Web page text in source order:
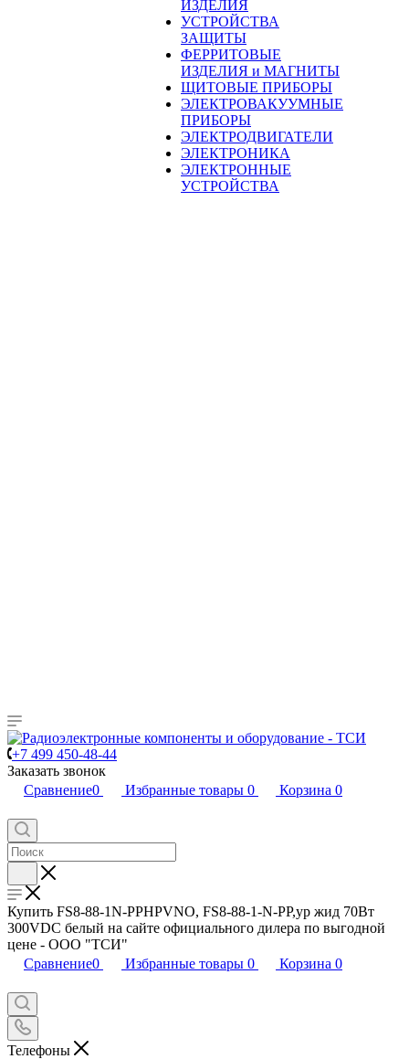
ИЗДЕЛИЯ
УСТРОЙСТВА
ЗАЩИТЫ
ФЕРРИТОВЫЕ
ИЗДЕЛИЯ и МАГНИТЫ
ЩИТОВЫЕ ПРИБОРЫ
ЭЛЕКТРОВАКУУМНЫЕ
ПРИБОРЫ
ЭЛЕКТРОДВИГАТЕЛИ
ЭЛЕКТРОНИКА
ЭЛЕКТРОННЫЕ
УСТРОЙСТВА
+7 499 450-48-44
Заказать звонок
Сравнение0 Избранные товары 0 Корзина 0
Купить FS8-88-1N-PPHPVNO, FS8-88-1-N-PP,ур жид 70Вт
300VDC белый на сайте официального дилера по выгодной
цене - ООО "ТСИ"
Сравнение0 Избранные товары 0 Корзина 0
Телефоны